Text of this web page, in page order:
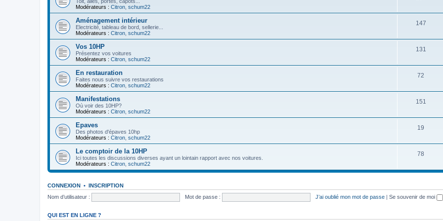
Modérateurs : Citron schum22
Aménagement intérieur
Electricité, tableau de bord, sellerie...
Modérateurs : Citron schum22
147
Vos 10HP
Présentez vos voitures
Modérateurs : Citron schum22
131
En restauration
Faites nous suivre vos restaurations
Modérateurs : Citron schum22
72
Manifestations
Où voir des 10HP?
Modérateurs : Citron schum22
151
Epaves
Des photos d'épaves 10hp
Modérateurs : Citron schum22
19
Le comptoir de la 10HP
Ici toutes les discussions diverses ayant un lointain rapport avec nos voitures.
Modérateurs : Citron schum22
78
CONNEXION • INSCRIPTION
Nom d’utilisateur :
Mot de passe : J’ai oublié mon mot de passe | Se souvenir de moi
QUI EST EN LIGNE ?